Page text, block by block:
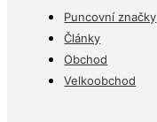
Puncovní značky
Články
Obchod
Velkoobchod